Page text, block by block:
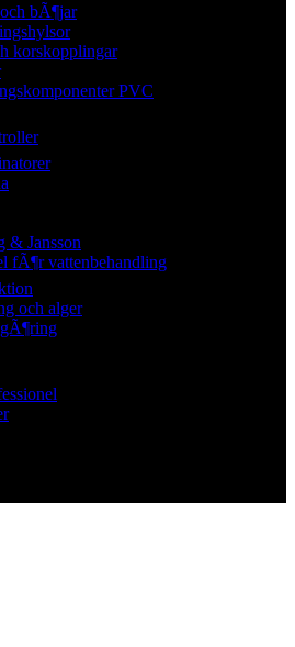
bÃ¶jar
korskopplingar
PVC
& Jansson
fÃ¶r vattenbehandling
och alger